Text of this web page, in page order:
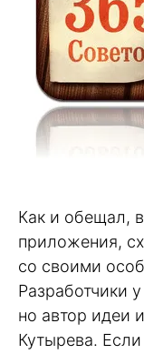
Как и обещал,
приложения,
со своими
Разработчики
но автор идеи
Кутырева.